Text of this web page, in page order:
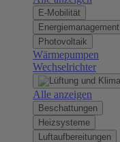
E-Mobilität
Energiemanagement
Photovoltaik
Wärmepumpen
Wechselrichter
Alle anzeigen
Beschattungen
Heizsysteme
Luftaufbereitungen